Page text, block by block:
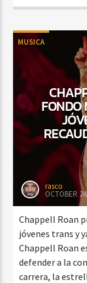
MUSICA
FONDO
rasco
OCTOBER
Chappell Roan
jóvenes trans y
Chappell Roan
defender a la
carrera, la